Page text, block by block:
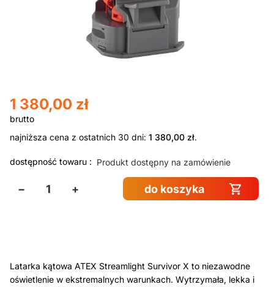
Latarka kątowa ATEX Streamlight Survivor X to niezawodne
oświetlenie w ekstremalnych warunkach. Wytrzymała, lekka i
1 380,00 zł
najniższa cena z ostatnich 30 dni: 1 380,00 zł.
dostępność towaru : Produkt dostępny na zamówienie
− + do koszyka